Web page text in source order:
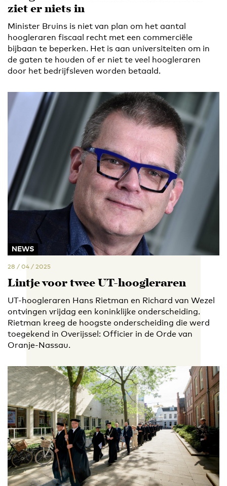
ziet er niets in
Minister Bruins is niet van plan om het aantal
hoogleraren fiscaal recht met een commerciële
bijbaan te beperken. Het is aan universiteiten om in
de gaten te houden of er niet te veel hoogleraren
door het bedrijfsleven worden betaald.
NEWS
28 / 04 / 2025
Lintje voor twee UT-hoogleraren
UT-hoogleraren Hans Rietman en Richard van Wezel
ontvingen vrijdag een koninklijke onderscheiding.
Rietman kreeg de hoogste onderscheiding die werd
toegekend in Overijssel: Officier in de Orde van
Oranje-Nassau.